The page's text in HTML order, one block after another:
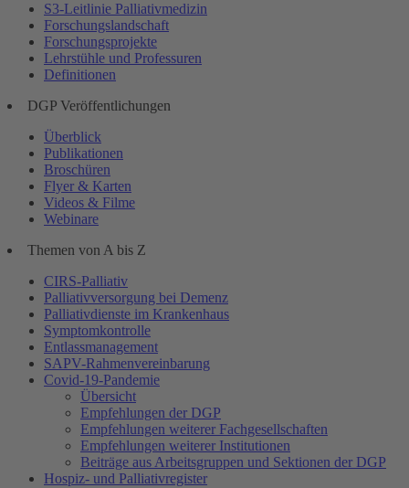
S3-Leitlinie Palliativmedizin
Forschungslandschaft
Forschungsprojekte
Lehrstühle und Professuren
Definitionen
DGP Veröffentlichungen
Überblick
Publikationen
Broschüren
Flyer & Karten
Videos & Filme
Webinare
Themen von A bis Z
CIRS-Palliativ
Palliativversorgung bei Demenz
Palliativdienste im Krankenhaus
Symptomkontrolle
Entlassmanagement
SAPV-Rahmenvereinbarung
Covid-19-Pandemie
Übersicht
Empfehlungen der DGP
Empfehlungen weiterer Fachgesellschaften
Empfehlungen weiterer Institutionen
Beiträge aus Arbeitsgruppen und Sektionen der DGP
Hospiz- und Palliativregister